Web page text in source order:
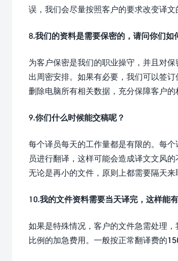
误，我们会尽量按照客户的要求改变译
8.我们的资料是需要保密的，请问你们如
为客户保密是我们的职业操守，并且对
出周密安排。如果有必要，我们可以签
删除电脑所有相关数据，充分保障客户的
9.你们什么时候能交稿呢？
每个译员每天的工作量都是有限的。每
员进行翻译，这样可能会造成译文文风
无论是再小的文件，原则上都需要隔天来
10.我的文件资料需要当天译完，这样能
如果是特殊情况，客户的文件急需处理
比例的加急费用。一般按正常翻译费的